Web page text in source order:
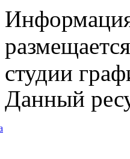
студии
Данный